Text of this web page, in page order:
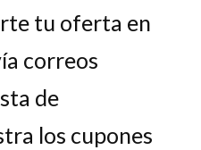
tu oferta en
correos
de
los cupones